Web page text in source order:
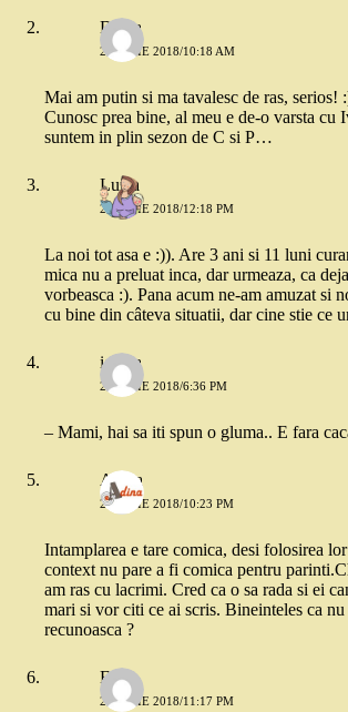
Diana
24 IULIE 2018/10:18 AM
Mai am putin si ma tavalesc de ras, serios!
Cunosc prea bine, al meu e de-o varsta cu
suntem in plin sezon de C si P…
Luiza
24 IULIE 2018/12:18 PM
La noi tot asa e :)). Are 3 ani si 11 luni
mica nu a preluat inca, dar urmeaza, ca
vorbeasca :). Pana acum ne-am amuzat si
cu bine din câteva situatii, dar cine stie ce
ionela
24 IULIE 2018/6:36 PM
– Mami, hai sa iti spun o gluma.. E fara
Adina
24 IULIE 2018/10:23 PM
Intamplarea e tare comica, desi folosirea
context nu pare a fi comica pentru
am ras cu lacrimi. Cred ca o sa rada si ei
mari si vor citi ce ai scris. Bineinteles ca nu
recunoasca ?
Erica
24 IULIE 2018/11:17 PM